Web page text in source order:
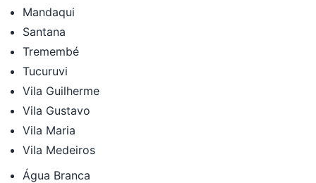
Mandaqui
Santana
Tremembé
Tucuruvi
Vila Guilherme
Vila Gustavo
Vila Maria
Vila Medeiros
Água Branca